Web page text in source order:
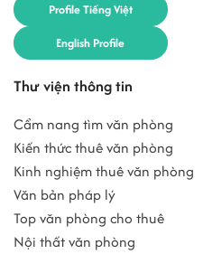
Profile Tiếng Việt
English Profile
Thư viện thông tin
Cẩm nang tìm văn phòng
Kiến thức thuê văn phòng
Kinh nghiệm thuê văn phòng
Văn bản pháp lý
Top văn phòng cho thuê
Nội thất văn phòng